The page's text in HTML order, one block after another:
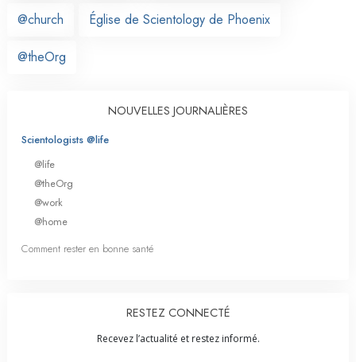
@church Église de Scientology de Phoenix
@theOrg
NOUVELLES JOURNALIÈRES
Scientologists @life
@life
@theOrg
@work
@home
Comment rester en bonne santé
RESTEZ CONNECTÉ
Recevez l’actualité et restez informé.